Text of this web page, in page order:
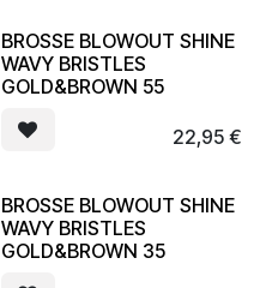
BROSSE BLOWOUT SHINE
WAVY BRISTLES
GOLD&BROWN 55
22,95€
BROSSE BLOWOUT SHINE
WAVY BRISTLES
GOLD&BROWN 35